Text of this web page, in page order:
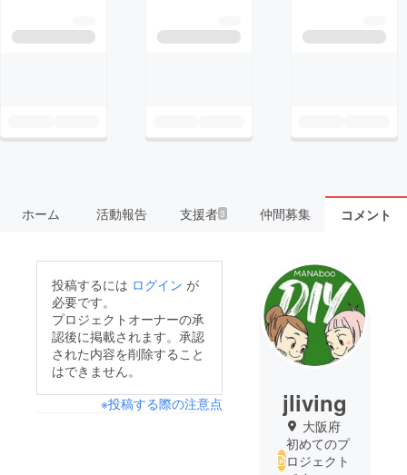
ホーム 活動報告 支援者3 仲間募集 コメント
投稿するには ログイン が
必要です。
プロジェクトオーナーの承
認後に掲載されます。承認
された内容を削除すること
はできません。
※投稿する際の注意点
jliving
大阪府
初めてのプ
ロジェクト